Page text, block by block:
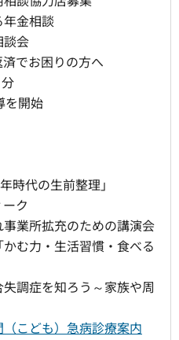
金相談
談会
でお困りの方へ
を開始​​​​​​
時代の生前整理」
ク
業所拡充のための講演会
む力・生活習慣・食べる
調症を知ろう～家族や周
こども）急病診療案内